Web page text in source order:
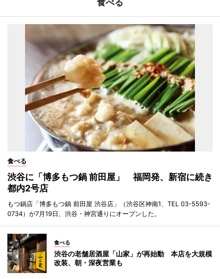
食べる
渋谷に「博多もつ鍋 前田屋」 福岡発、新宿に続き
都内2号店
もつ鍋店「博多もつ鍋 前田屋 渋谷店」（渋谷区神南1、TEL 03-5593-
0734）が7月19日、渋谷・神宮通りにオープンした。
食べる
渋谷の老舗居酒屋「山家」が再始動 本店を大規模
改装、朝・深夜営業も